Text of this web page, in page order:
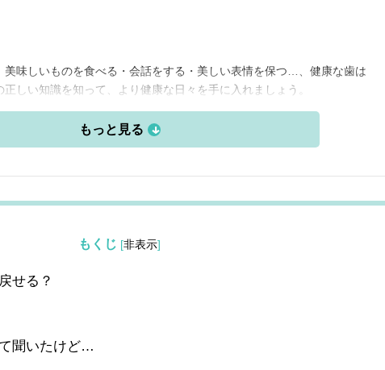
美味しいものを食べる・会話をする・美しい表情を保つ…、健康な歯は
しい知識を知って、より健康な日々を手に入れましょう。
もくじ [非表示]
せる？
聞いたけど…